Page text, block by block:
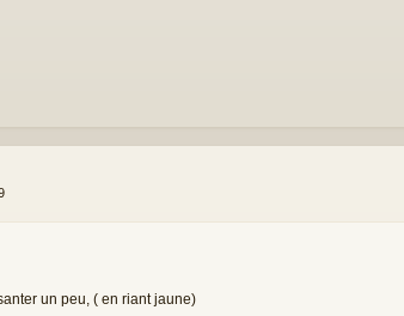
un peu, ( en riant jaune)